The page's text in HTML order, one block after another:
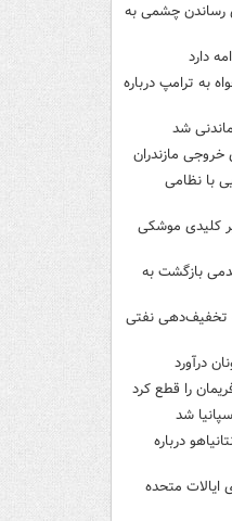
رساندن چشمی به
دارد
به ترامپ درباره
شد
مازندران
با نظامی
کلیدی موشکی
بازگشت به
تخفیف‌دهی نفتی
درآورد
را قطع کرد
شد
درباره
ایالات متحده